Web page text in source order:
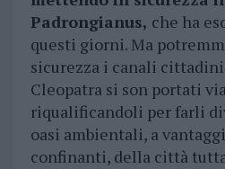
Padrongianus, che ha
questi giorni. Ma
sicurezza i canali
Cleopatra si son portati
riqualificandoli per farli
oasi ambientali, a
confinanti, della città